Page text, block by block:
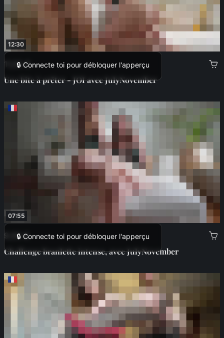
12:30
🔒 Connecte toi pour débloquer l'apperçu
11,00 €
Une bite à prêter - JOI avec JulyNovember
07:55
🔒 Connecte toi pour débloquer l'apperçu
9,00 €
Challenge branlette intense, avec JulyNovember